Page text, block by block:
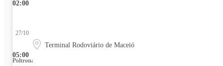
02:00
05:00
27/10
Terminal Rodoviário de Maceió
Poltrona